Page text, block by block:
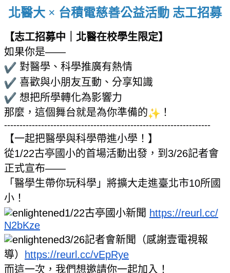
北醫大 × 台積電慈善公益活動 志工招募
【志工招募中｜北醫在校學生限定】
如果你是——
對醫學、科學推廣有熱情
喜歡與小朋友互動、分享知識
想把所學轉化為影響力
那麼，這個舞台就是為你準備的
！
-------------------------------------------------------------------
【一起把醫學與科學帶進小學！】
從1/22古亭國小的首場活動出發，到3/26記者會
正式宣布——
「醫學生帶你玩科學」將擴大走進臺北市10所國
小！
1/22古亭國小新聞 https://reurl.cc/
N2bKze
3/26記者會新聞（感謝壹電視報
導）
https://reurl.cc/vEpRye
而這一次，我們想邀請你一起加入！